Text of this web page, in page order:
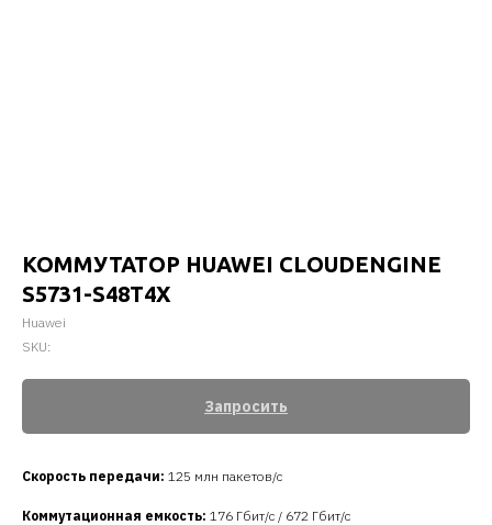
КОММУТАТОР HUAWEI CLOUDENGINE
S5731-S48T4X
Huawei
SKU:
Запросить
Скорость передачи: 125 млн пакетов/с
Коммутационная емкость: 176 Гбит/с / 672 Гбит/с